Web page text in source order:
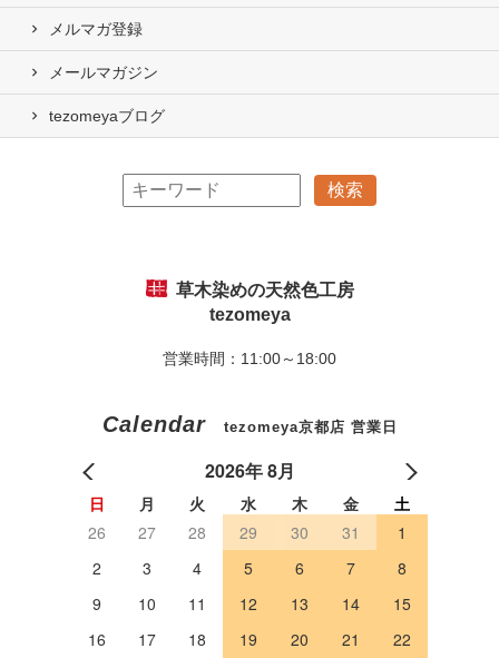
メルマガ登録
メールマガジン
tezomeyaブログ
草木染めの天然色工房
tezomeya
営業時間：11:00～18:00
Calendar tezomeya京都店 営業日
2026年 8月
日 月 火 水 木 金
土
26
27 28 29 30 31
1
2
3 4 5 6 7
8
9
10 11 12 13 14
15
16
17 18 19 20 21 22